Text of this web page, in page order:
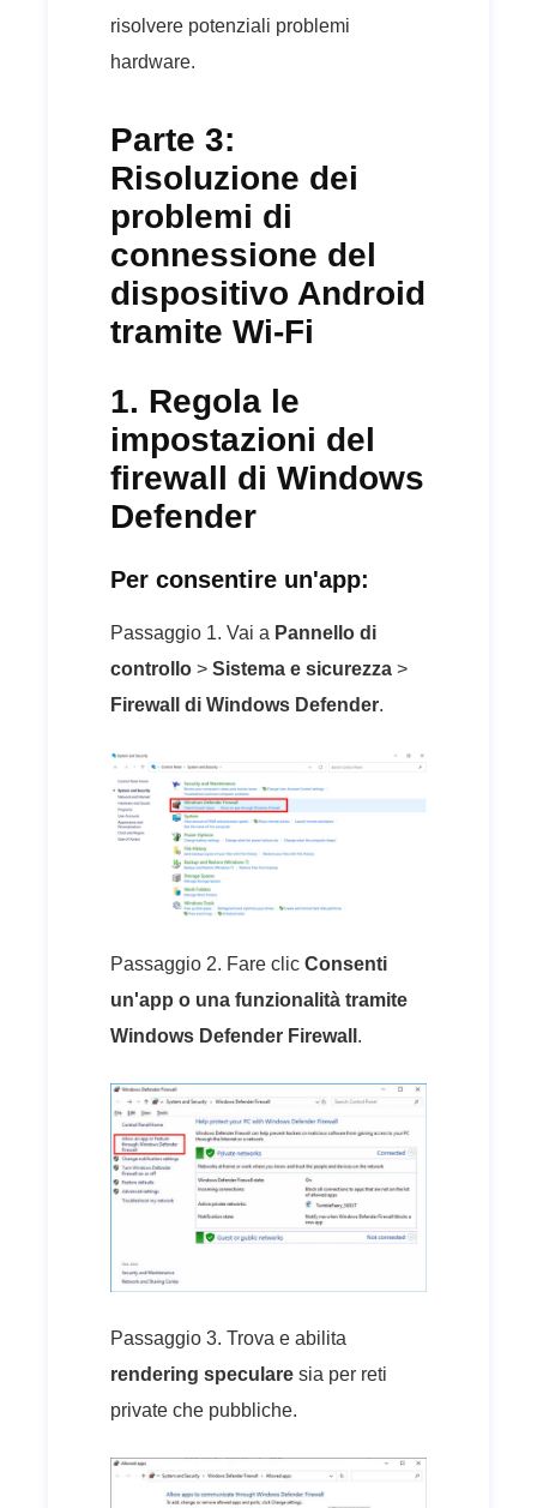
risolvere potenziali problemi
hardware.
Parte 3:
Risoluzione dei
problemi di
connessione del
dispositivo Android
tramite Wi-Fi
1. Regola le
impostazioni del
firewall di Windows
Defender
Per consentire un'app:
Passaggio 1. Vai a Pannello di
controllo > Sistema e sicurezza >
Firewall di Windows Defender.
Passaggio 2. Fare clic Consenti
un'app o una funzionalità tramite
Windows Defender Firewall .
Passaggio 3. Trova e abilita
rendering speculare sia per reti
private che pubbliche.